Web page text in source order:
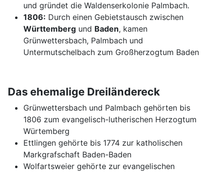
und gründet die Waldenserkolonie Palmbach.
1806: Durch einen Gebietstausch zwischen
Württemberg und Baden, kamen
Grünwettersbach, Palmbach und
Untermutschelbach zum Großherzogtum Baden
Das ehemalige Dreiländereck
Grünwettersbach und Palmbach gehörten bis
1806 zum evangelisch-lutherischen Herzogtum
Würtemberg
Ettlingen gehörte bis 1774 zur katholischen
Markgrafschaft Baden-Baden
Wolfartsweier gehörte zur evangelischen